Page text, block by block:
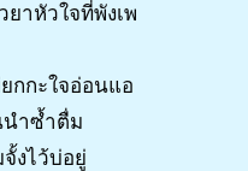
ยาหัวใจที่พังเพ
กกะใจอ่อนแอ
ำซ้ำตื่ม
งไว้บ่อยู่